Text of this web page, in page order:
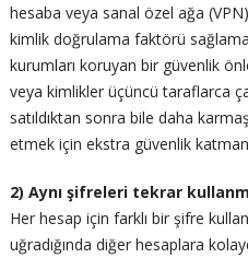
hesaba veya sanal özel ağa
kimlik doğrulama faktörü
kurumları koruyan bir güvenlik
veya kimlikler üçüncü taraflarca
satıldıktan sonra bile daha
etmek için ekstra güvenlik
2) Aynı şifreleri tekrar
Her hesap için farklı bir şifre
uğradığında diğer hesaplara